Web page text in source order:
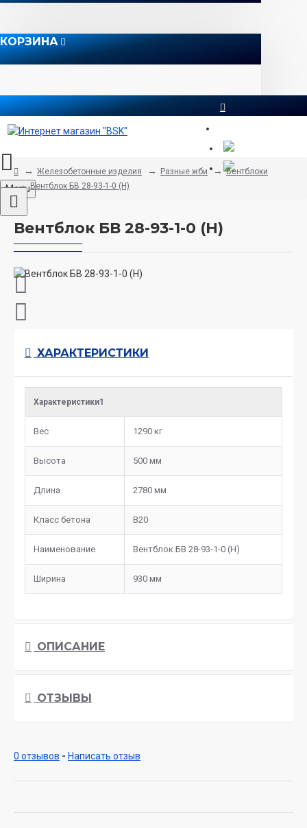
КОРЗИНА
Menu
Железобетонные изделия Разные жби
Вентблоки
Вентблок БВ 28-93-1-0 (Н)
Вентблок БВ 28-93-1-0 (Н)
ХАРАКТЕРИСТИКИ
Характеристики1
Вес 1290 кг
Высота 500 мм
Длина 2780 мм
Класс бетона B20
Наименование Вентблок БВ 28-93-1-0 (Н)
Ширина 930 мм
ОПИСАНИЕ
ОТЗЫВЫ
0 отзывов - Написать отзыв